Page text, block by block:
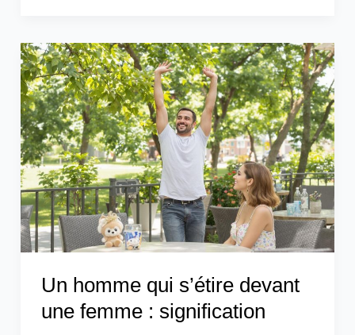
Un homme qui s’étire devant
une femme : signification
Un
homme
qui
s’étire
devant
une
femme
:
signification